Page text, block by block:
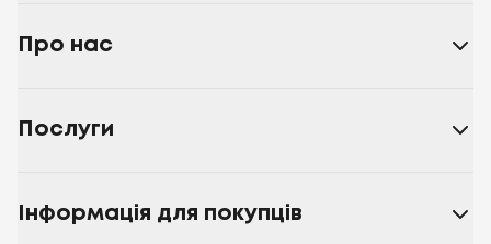
Про нас
Послуги
Інформація для покупців